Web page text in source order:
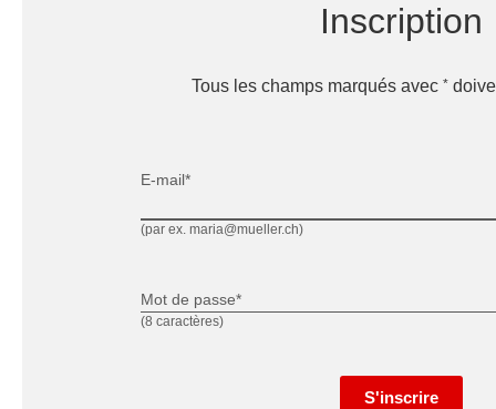
Inscription
Tous les champs marqués avec *
(par ex. maria@mueller.ch)
E-mail*
(8 caractères)
Mot de passe*
S'inscrire